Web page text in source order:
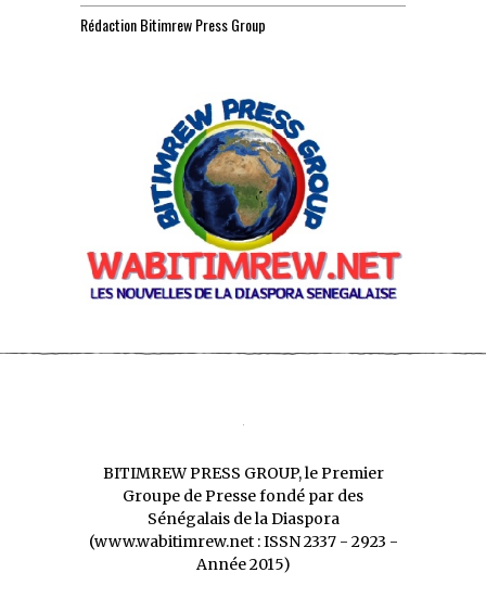
Rédaction Bitimrew Press Group
BITIMREW PRESS GROUP, le Premier
Groupe de Presse fondé par des
Sénégalais de la Diaspora
(www.wabitimrew.net : ISSN 2337 - 2923 -
Année 2015)